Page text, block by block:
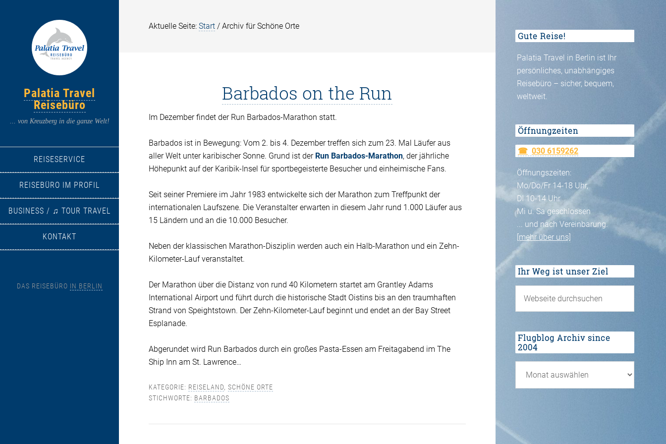
Palatia Travel
Reisebüro
... von Kreuzberg in die ganze Welt!
REISESERVICE
REISEBÜRO IM PROFIL
BUSINESS / ♫ TOUR TRAVEL
KONTAKT
DAS REISEBÜRO IN BERLIN
Aktuelle Seite: Start / Archiv für Schöne Orte
Barbados on the Run
Im Dezember findet der Run Barbados-Marathon statt.
Barbados ist in Bewegung: Vom 2. bis 4. Dezember treffen sich zum 23. Mal Läufer aus
aller Welt unter karibischer Sonne. Grund ist der Run Barbados-Marathon, der jährliche
Höhepunkt auf der Karibik-Insel für sportbegeisterte Besucher und einheimische Fans.
Seit seiner Premiere im Jahr 1983 entwickelte sich der Marathon zum Treffpunkt der
internationalen Laufszene. Die Veranstalter erwarten in diesem Jahr rund 1.000 Läufer aus
15 Ländern und an die 10.000 Besucher.
Neben der klassischen Marathon-Disziplin werden auch ein Halb-Marathon und ein Zehn-
Kilometer-Lauf veranstaltet.
Der Marathon über die Distanz von rund 40 Kilometern startet am Grantley Adams
International Airport und führt durch die historische Stadt Oistins bis an den traumhaften
Strand von Speightstown. Der Zehn-Kilometer-Lauf beginnt und endet an der Bay Street
Esplanade.
Abgerundet wird Run Barbados durch ein großes Pasta-Essen am Freitagabend im The
Ship Inn am St. Lawrence…
KATEGORIE: REISELAND, SCHÖNE ORTE
STICHWORTE: BARBADOS
Gute Reise!
Palatia Travel in Berlin ist Ihr
persönliches, unabhängiges
Reisebüro – sicher, bequem,
weltweit.
Öffnungzeiten
030 6159262
Öffnungszeiten:
Mo/Do/Fr 14-18 Uhr,
DI 10-14 Uhr
Mi u. Sa geschlossen
... und nach Vereinbarung.
[mehr über uns]
Ihr Weg ist unser Ziel
Flugblog Archiv since
2004
Archiv